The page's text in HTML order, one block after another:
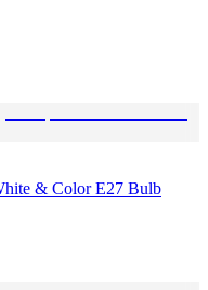
& Color E27 Bulb